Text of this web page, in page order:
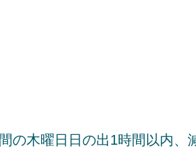
の木曜日日の出1時間以内、